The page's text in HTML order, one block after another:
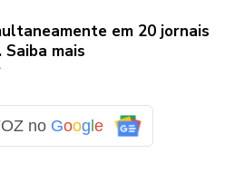
em 20 jornais
mais
no Google